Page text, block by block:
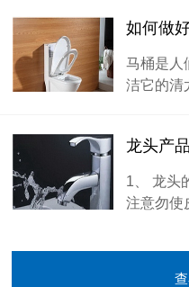
如何做
马桶是人
洁它的清
龙头产
1、 龙头
注意勿使